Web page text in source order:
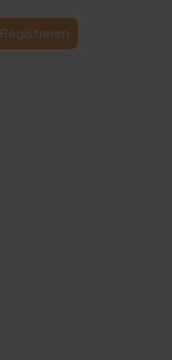
Registreren